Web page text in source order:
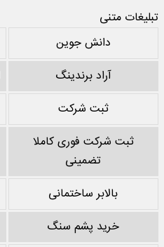
تبلیغات متنی
دانش جوین
آراد برندینگ
ثبت شرکت
ثبت شرکت فوری کاملا
تضمینی
بالابر ساختمانی
خرید پشم سنگ